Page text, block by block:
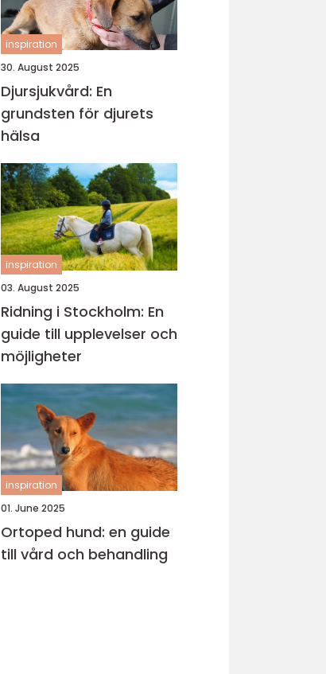
inspiration
30. August 2025
Djursjukvård: En
grundsten för djurets
hälsa
inspiration
03. August 2025
Ridning i Stockholm: En
guide till upplevelser och
möjligheter
inspiration
01. June 2025
Ortoped hund: en guide
till vård och behandling